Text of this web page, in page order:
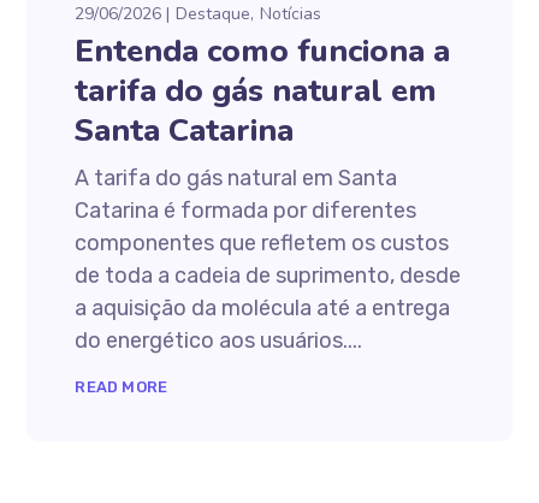
29/06/2026 Destaque Notícias
Entenda como funciona a
tarifa do gás natural em
Santa Catarina
A tarifa do gás natural em Santa
Catarina é formada por diferentes
componentes que refletem os custos
de toda a cadeia de suprimento, desde
a aquisição da molécula até a entrega
do energético aos usuários....
READ MORE